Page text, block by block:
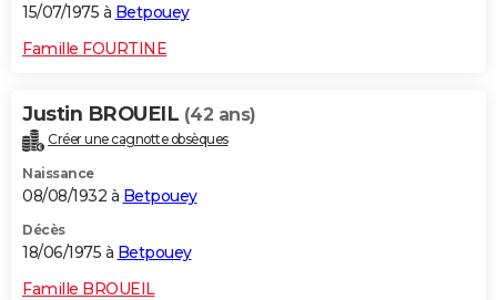
15/07/1975 à Betpouey
Famille FOURTINE
Justin BROUEIL (42 ans)
Créer une cagnotte obsèques
Naissance
08/08/1932 à Betpouey
Décès
18/06/1975 à Betpouey
Famille BROUEIL